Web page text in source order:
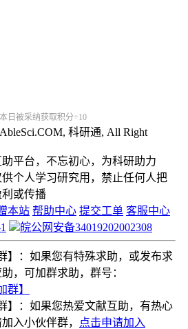
日被采纳获取积分÷10
科研通, All Right
平台，不忘初心，为科研助力
个人学习研究用，禁止任何人把
或传播
本站 帮助中心 提交工单 客服中心
皖公网安备34019202002308
】：如果您有特殊求助，或发布求
，可加群求助，群号：
群】
】：如果您热爱文献互助，有热心
入小伙伴群，
点击申请加入